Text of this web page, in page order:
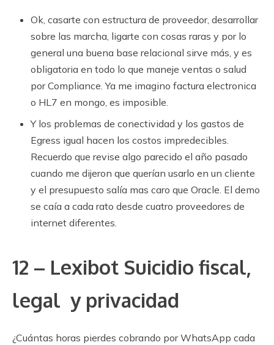
Ok, casarte con estructura de proveedor, desarrollar
sobre las marcha, ligarte con cosas raras y por lo
general una buena base relacional sirve más, y es
obligatoria en todo lo que maneje ventas o salud
por Compliance. Ya me imagino factura electronica
o HL7 en mongo, es imposible.
Y los problemas de conectividad y los gastos de
Egress igual hacen los costos impredecibles.
Recuerdo que revise algo parecido el año pasado
cuando me dijeron que querían usarlo en un cliente
y el presupuesto salía mas caro que Oracle. El demo
se caía a cada rato desde cuatro proveedores de
internet diferentes.
12 – Lexibot Suicidio fiscal,
legal y privacidad
¿Cuántas horas pierdes cobrando por WhatsApp cada